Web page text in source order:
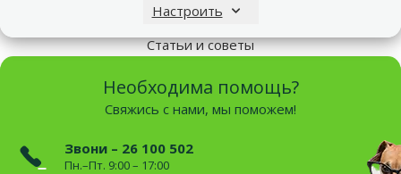
Настроить
Статьи и советы
Необходима помощь?
Свяжись с нами, мы поможем!
Звони – 26 100 502
Пн.–Пт. 9:00 – 17:00